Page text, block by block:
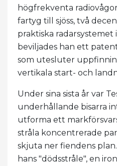
högfrekventa
fartyg till sjöss, två
praktiska radarsystemet
beviljades han ett
som utesluter
vertikala start- och
Under sina sista år var
underhållande bisarra
utforma ett
stråla koncentrerade
skjuta ner fiendens
hans "dödsstråle", en